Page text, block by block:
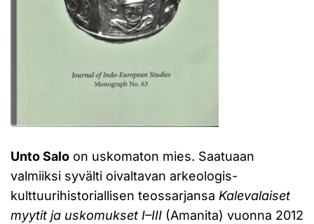
Unto Salo on uskomaton mies. Saatuaan
valmiiksi syvälti oivaltavan arkeologis-
kulttuurihistoriallisen teossarjansa Kalevalaiset
myytit ja uskomukset I–III (Amanita) vuonna 2012